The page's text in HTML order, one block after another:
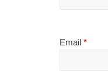
Email *